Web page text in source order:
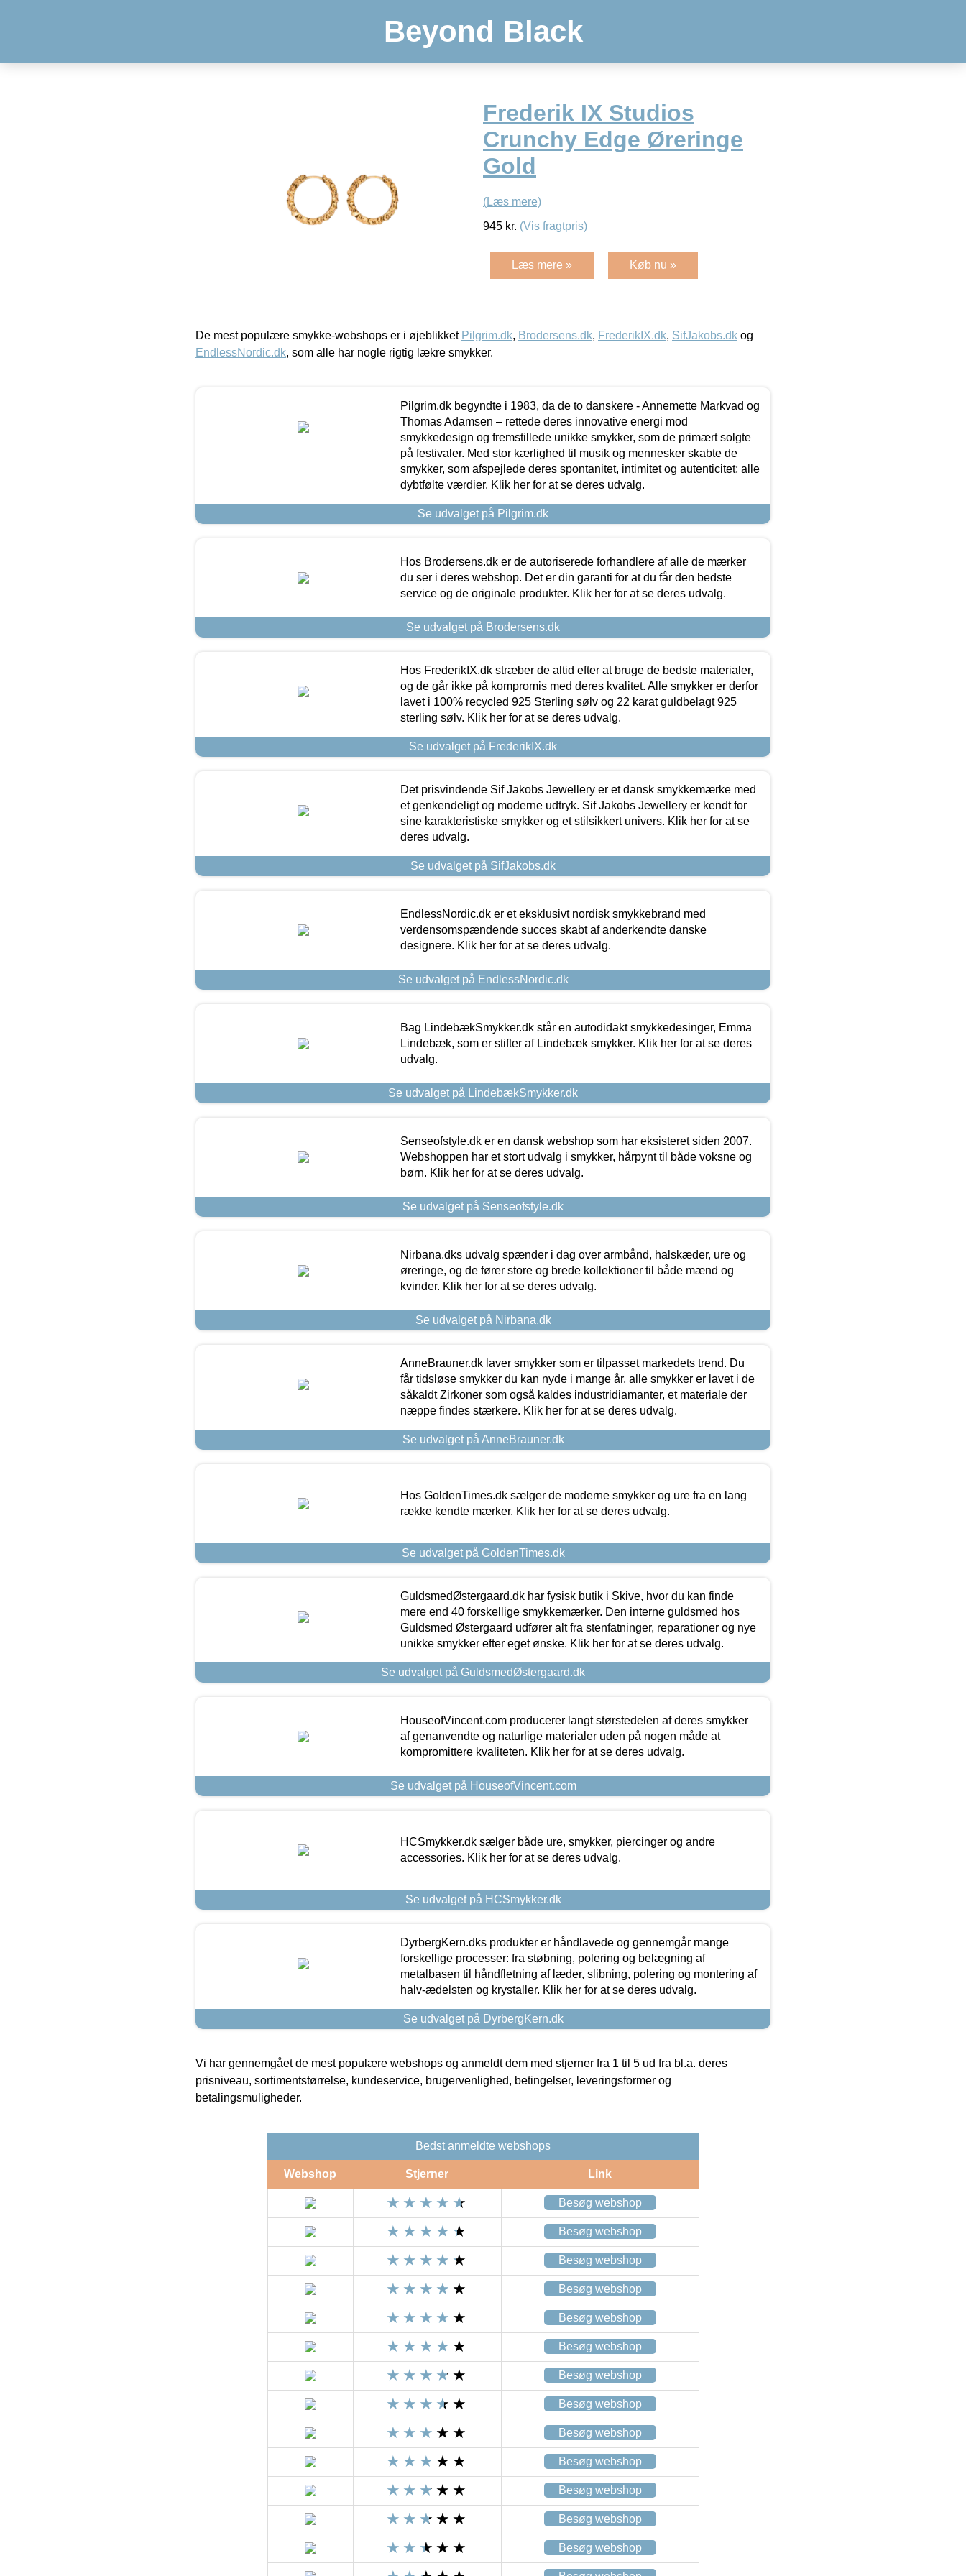
Beyond Black
Frederik IX Studios
Crunchy Edge Øreringe
Gold
(Læs mere)
945 kr. (Vis fragtpris)
Læs mere » Køb nu »
De mest populære smykke-webshops er i øjeblikket Pilgrim.dk, Brodersens.dk, FrederikIX.dk, SifJakobs.dk og
EndlessNordic.dk, som alle har nogle rigtig lækre smykker.
Pilgrim.dk begyndte i 1983, da de to danskere - Annemette Markvad og
Thomas Adamsen – rettede deres innovative energi mod
smykkedesign og fremstillede unikke smykker, som de primært solgte
på festivaler. Med stor kærlighed til musik og mennesker skabte de
smykker, som afspejlede deres spontanitet, intimitet og autenticitet; alle
dybtfølte værdier. Klik her for at se deres udvalg.
Se udvalget på Pilgrim.dk
Hos Brodersens.dk er de autoriserede forhandlere af alle de mærker
du ser i deres webshop. Det er din garanti for at du får den bedste
service og de originale produkter. Klik her for at se deres udvalg.
Se udvalget på Brodersens.dk
Hos FrederikIX.dk stræber de altid efter at bruge de bedste materialer,
og de går ikke på kompromis med deres kvalitet. Alle smykker er derfor
lavet i 100% recycled 925 Sterling sølv og 22 karat guldbelagt 925
sterling sølv. Klik her for at se deres udvalg.
Se udvalget på FrederikIX.dk
Det prisvindende Sif Jakobs Jewellery er et dansk smykkemærke med
et genkendeligt og moderne udtryk. Sif Jakobs Jewellery er kendt for
sine karakteristiske smykker og et stilsikkert univers. Klik her for at se
deres udvalg.
Se udvalget på SifJakobs.dk
EndlessNordic.dk er et eksklusivt nordisk smykkebrand med
verdensomspændende succes skabt af anderkendte danske
designere. Klik her for at se deres udvalg.
Se udvalget på EndlessNordic.dk
Bag LindebækSmykker.dk står en autodidakt smykkedesinger, Emma
Lindebæk, som er stifter af Lindebæk smykker. Klik her for at se deres
udvalg.
Se udvalget på LindebækSmykker.dk
Senseofstyle.dk er en dansk webshop som har eksisteret siden 2007.
Webshoppen har et stort udvalg i smykker, hårpynt til både voksne og
børn. Klik her for at se deres udvalg.
Se udvalget på Senseofstyle.dk
Nirbana.dks udvalg spænder i dag over armbånd, halskæder, ure og
øreringe, og de fører store og brede kollektioner til både mænd og
kvinder. Klik her for at se deres udvalg.
Se udvalget på Nirbana.dk
AnneBrauner.dk laver smykker som er tilpasset markedets trend. Du
får tidsløse smykker du kan nyde i mange år, alle smykker er lavet i de
såkaldt Zirkoner som også kaldes industridiamanter, et materiale der
næppe findes stærkere. Klik her for at se deres udvalg.
Se udvalget på AnneBrauner.dk
Hos GoldenTimes.dk sælger de moderne smykker og ure fra en lang
række kendte mærker. Klik her for at se deres udvalg.
Se udvalget på GoldenTimes.dk
GuldsmedØstergaard.dk har fysisk butik i Skive, hvor du kan finde
mere end 40 forskellige smykkemærker. Den interne guldsmed hos
Guldsmed Østergaard udfører alt fra stenfatninger, reparationer og nye
unikke smykker efter eget ønske. Klik her for at se deres udvalg.
Se udvalget på GuldsmedØstergaard.dk
HouseofVincent.com producerer langt størstedelen af deres smykker
af genanvendte og naturlige materialer uden på nogen måde at
kompromittere kvaliteten. Klik her for at se deres udvalg.
Se udvalget på HouseofVincent.com
HCSmykker.dk sælger både ure, smykker, piercinger og andre
accessories. Klik her for at se deres udvalg.
Se udvalget på HCSmykker.dk
DyrbergKern.dks produkter er håndlavede og gennemgår mange
forskellige processer: fra støbning, polering og belægning af
metalbasen til håndfletning af læder, slibning, polering og montering af
halv-ædelsten og krystaller. Klik her for at se deres udvalg.
Se udvalget på DyrbergKern.dk
Vi har gennemgået de mest populære webshops og anmeldt dem med stjerner fra 1 til 5 ud fra bl.a. deres
prisniveau, sortimentstørrelse, kundeservice, brugervenlighed, betingelser, leveringsformer og
betalingsmuligheder.
Bedst anmeldte webshops
Webshop Stjerner Link
Besøg webshop
Besøg webshop
Besøg webshop
Besøg webshop
Besøg webshop
Besøg webshop
Besøg webshop
Besøg webshop
Besøg webshop
Besøg webshop
Besøg webshop
Besøg webshop
Besøg webshop